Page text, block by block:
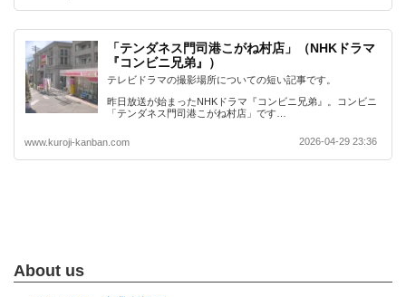
「テンダネス門司港こがね村店」（NHKドラマ
『コンビニ兄弟』）
テレビドラマの撮影場所についての短い記事です。
昨日放送が始まったNHKドラマ『コンビニ兄弟』。コンビニ
「テンダネス門司港こがね村店」です…
www.kuroji-kanban.com 2026-04-29 23:36
About us